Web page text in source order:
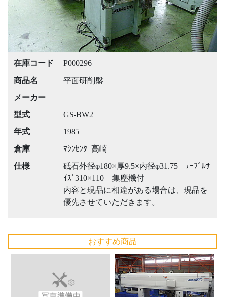
在庫コード
P000296
商品名
平面研削盤
メーカー
型式
GS-BW2
年式
1985
倉庫
ﾏｼﾝｾﾝﾀｰ高崎
仕様
砥石外径φ180×厚9.5×内径φ31.75 ﾃｰﾌﾞﾙｻ
ｲｽﾞ310×110 集塵機付
内容と現品に相違がある場合は、現品を
優先させていただきます。
おすすめ商品